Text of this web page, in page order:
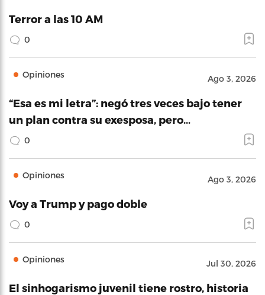
Terror a las 10 AM
0
Opiniones Ago 3, 2026
“Esa es mi letra”: negó tres veces bajo tener
un plan contra su exesposa, pero…
0
Opiniones Ago 3, 2026
Voy a Trump y pago doble
0
Opiniones Jul 30, 2026
El sinhogarismo juvenil tiene rostro, historia